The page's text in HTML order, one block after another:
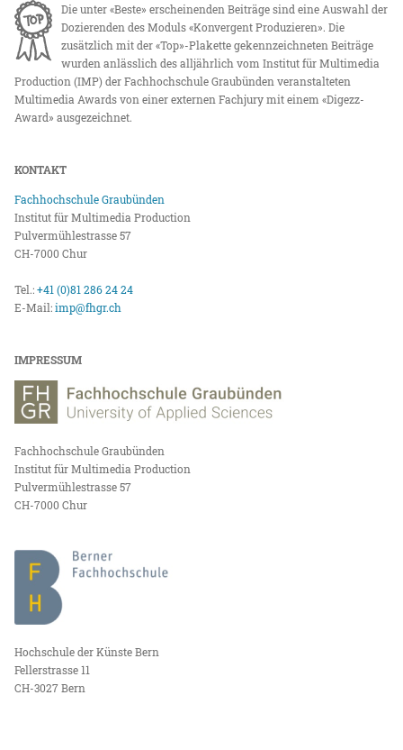
Die unter «Beste» erscheinenden Beiträge sind eine Auswahl der
Dozierenden des Moduls «Konvergent Produzieren». Die
zusätzlich mit der «Top»-Plakette gekennzeichneten Beiträge
wurden anlässlich des alljährlich vom Institut für Multimedia
Production (IMP) der Fachhochschule Graubünden veranstalteten
Multimedia Awards von einer externen Fachjury mit einem «Digezz-
Award» ausgezeichnet.
KONTAKT
Fachhochschule Graubünden
Institut für Multimedia Production
Pulvermühlestrasse 57
CH-7000 Chur
Tel.:+41 (0)81 286 24 24
E-Mail:imp@fhgr.ch
IMPRESSUM
Fachhochschule Graubünden
Institut für Multimedia Production
Pulvermühlestrasse 57
CH-7000 Chur
Hochschule der Künste Bern
Fellerstrasse 11
CH-3027 Bern